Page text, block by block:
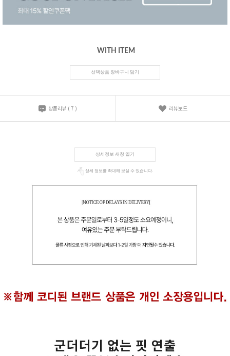
WITH ITEM
선택상품 장바구니 담기
상품리뷰 ( 7 ) 리뷰보드
상세정보 새창 열기
상세 정보를 확대해 보실 수 있습니다.